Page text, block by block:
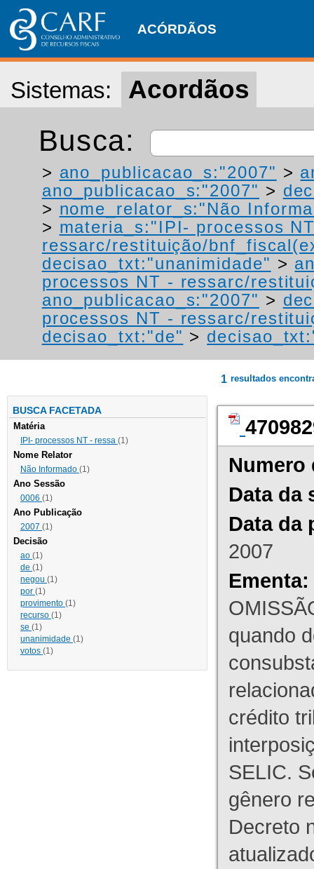
ACÓRDÃOS
Sistemas: Acordãos
Busca:
> ano_publicacao_s:"2007" >
ano_publicacao_s:"2007" >
> nome_relator_s:"Não
> materia_s:"IPI- processos
ressarc/restituição/
decisao_txt:"unanimidade" >
processos NT - ressarc/
ano_publicacao_s:"2007" >
processos NT - ressarc/
decisao_txt:"de" >
BUSCA FACETADA
Matéria
IPI- processos NT - ressa (1)
Nome Relator
Não Informado (1)
Ano Sessão
0006 (1)
Ano Publicação
2007 (1)
Decisão
ao (1)
de (1)
negou (1)
por (1)
provimento (1)
recurso (1)
se (1)
unanimidade (1)
votos (1)
1 resultados
Numero
Data da
Data da
2007
Ementa:
quando
crédito
SELIC.
gênero
Decreto